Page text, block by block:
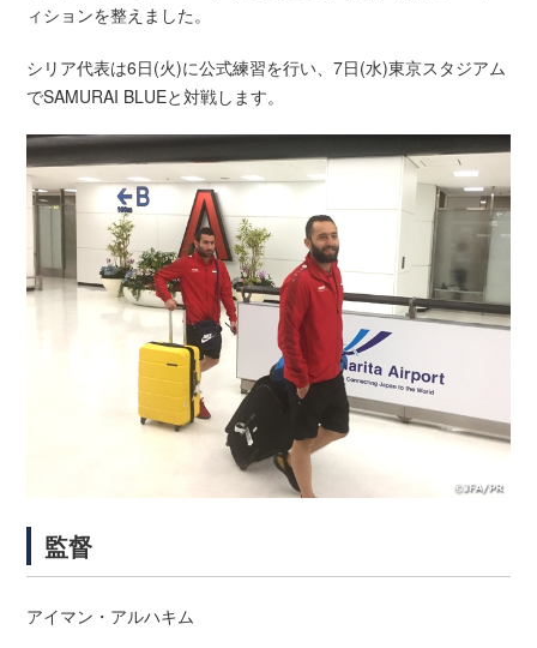
ィションを整えました。
シリア代表は6日(火)に公式練習を行い、7日(水)東京スタジアム
でSAMURAI BLUEと対戦します。
監督
アイマン・アルハキム